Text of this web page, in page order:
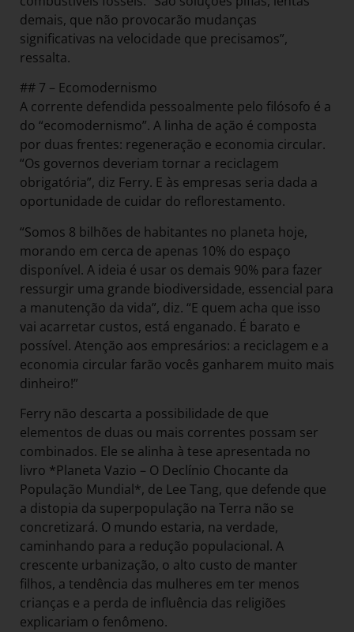
demais, que não provocarão mudanças
significativas na velocidade que precisamos”,
ressalta.
## 7 – Ecomodernismo
A corrente defendida pessoalmente pelo filósofo é a
do “ecomodernismo”. A linha de ação é composta
por duas frentes: regeneração e economia circular.
“Os governos deveriam tornar a reciclagem
obrigatória”, diz Ferry. E às empresas seria dada a
oportunidade de cuidar do reflorestamento.
“Somos 8 bilhões de habitantes no planeta hoje,
morando em cerca de apenas 10% do espaço
disponível. A ideia é usar os demais 90% para fazer
ressurgir uma grande biodiversidade, essencial para
a manutenção da vida”, diz. “E quem acha que isso
vai acarretar custos, está enganado. É barato e
possível. Atenção aos empresários: a reciclagem e a
economia circular farão vocês ganharem muito mais
dinheiro!”
Ferry não descarta a possibilidade de que
elementos de duas ou mais correntes possam ser
combinados. Ele se alinha à tese apresentada no
livro *Planeta Vazio – O Declínio Chocante da
População Mundial*, de Lee Tang, que defende que
a distopia da superpopulação na Terra não se
concretizará. O mundo estaria, na verdade,
caminhando para a redução populacional. A
crescente urbanização, o alto custo de manter
filhos, a tendência das mulheres em ter menos
crianças e a perda de influência das religiões
explicariam o fenômeno.